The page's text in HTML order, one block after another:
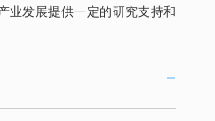
业发展提供一定的研究支持和